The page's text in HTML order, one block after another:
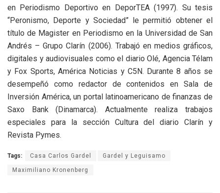
en Periodismo Deportivo en DeporTEA (1997). Su tesis
“Peronismo, Deporte y Sociedad” le permitió obtener el
título de Magister en Periodismo en la Universidad de San
Andrés – Grupo Clarín (2006). Trabajó en medios gráficos,
digitales y audiovisuales como el diario Olé, Agencia Télam
y Fox Sports, América Noticias y C5N. Durante 8 años se
desempeñó como redactor de contenidos en Sala de
Inversión América, un portal latinoamericano de finanzas de
Saxo Bank (Dinamarca). Actualmente realiza trabajos
especiales para la sección Cultura del diario Clarín y
Revista Pymes.
Tags: Casa Carlos Gardel Gardel y Leguisamo
Maximiliano Kronenberg